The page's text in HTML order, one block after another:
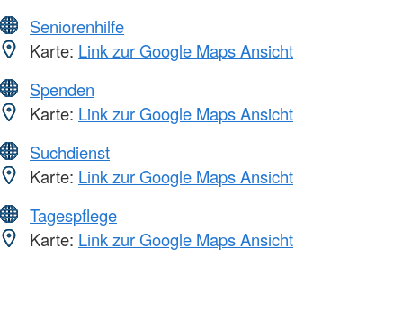
Seniorenhilfe
Karte: Link zur Google Maps Ansicht
Spenden
Karte: Link zur Google Maps Ansicht
Suchdienst
Karte: Link zur Google Maps Ansicht
Tagespflege
Karte: Link zur Google Maps Ansicht